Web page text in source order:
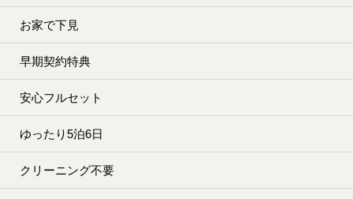
お家で下見
早期契約特典
安心フルセット
ゆったり5泊6日
クリーニング不要